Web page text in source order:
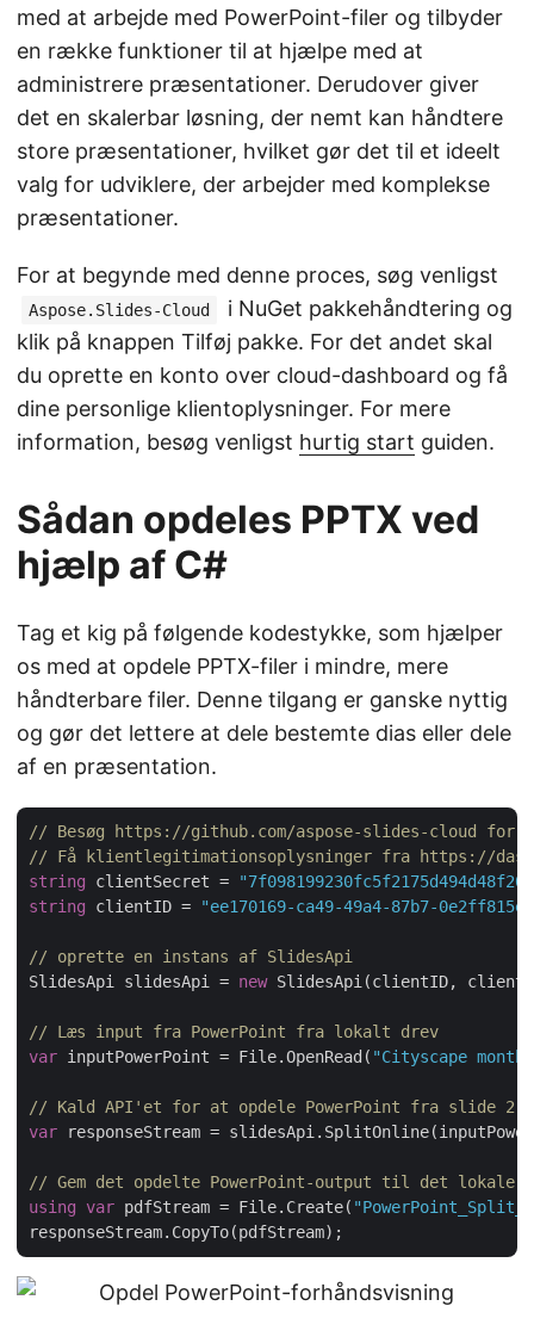
med at arbejde med PowerPoint-filer og tilbyder
en række funktioner til at hjælpe med at
administrere præsentationer. Derudover giver
det en skalerbar løsning, der nemt kan håndtere
store præsentationer, hvilket gør det til et ideelt
valg for udviklere, der arbejder med komplekse
præsentationer.
For at begynde med denne proces, søg venligst
Aspose.Slides-Cloud
i NuGet pakkehåndtering og
klik på knappen Tilføj pakke. For det andet skal
du oprette en konto over cloud-dashboard og få
dine personlige klientoplysninger. For mere
information, besøg venligst hurtig start guiden.
Sådan opdeles PPTX ved
hjælp af C#
Tag et kig på følgende kodestykke, som hjælper
os med at opdele PPTX-filer i mindre, mere
håndterbare filer. Denne tilgang er ganske nyttig
og gør det lettere at dele bestemte dias eller dele
af en præsentation.
// Besøg https://github.com/aspose-slides-cloud for
// Få klientlegitimationsoplysninger fra https://
string clientSecret =
string clientID = "ee170169-ca49-49a4-87b7-
// oprette en instans af SlidesApi
SlidesApi slidesApi = new SlidesApi(clientID,
// Læs input fra PowerPoint fra lokalt drev
var inputPowerPoint = File.OpenRead( "Cityscape
// Kald API'et for at opdele PowerPoint fra slide 2
var responseStream =
// Gem det opdelte PowerPoint-output til det lokale
using
var pdfStream = File.Create(